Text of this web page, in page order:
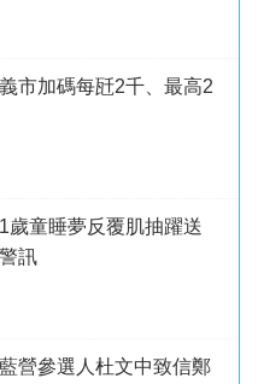
市加碼每瓩2千、最高2
歲童睡夢反覆肌抽躍送
訊
營參選人杜文中致信鄭